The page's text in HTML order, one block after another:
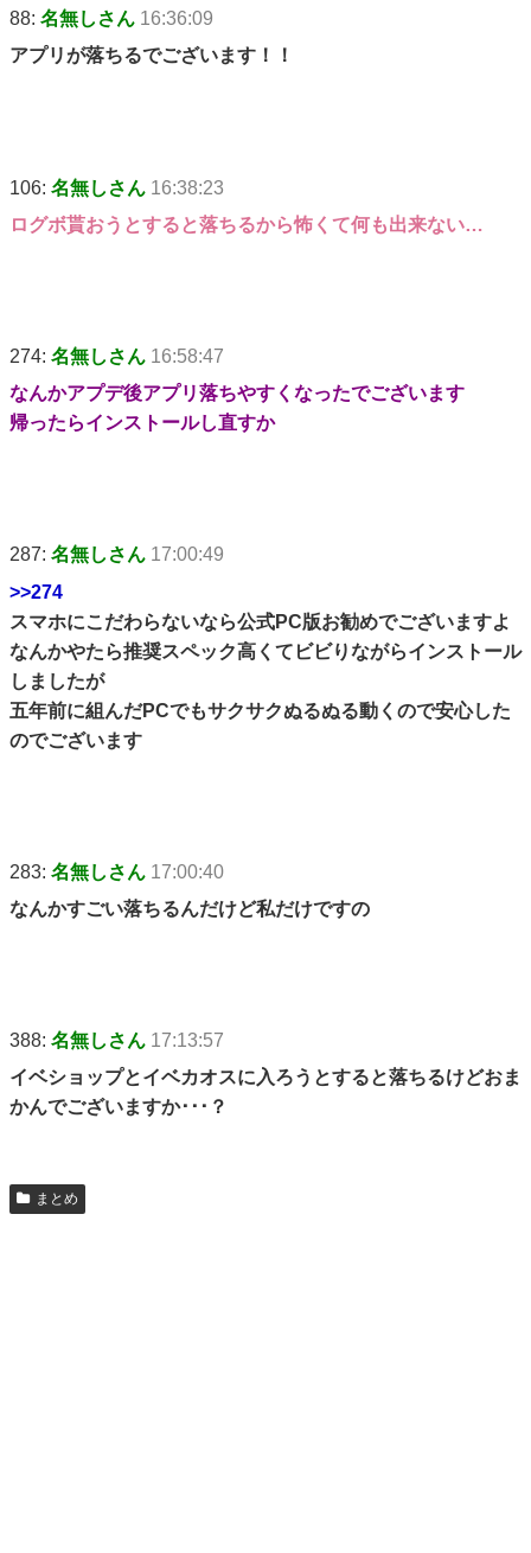
88: 名無しさん 16:36:09
アプリが落ちるでございます！！
106: 名無しさん 16:38:23
ログボ貰おうとすると落ちるから怖くて何も出来ない…
274: 名無しさん 16:58:47
なんかアプデ後アプリ落ちやすくなったでございます
帰ったらインストールし直すか
287: 名無しさん 17:00:49
>>274
スマホにこだわらないなら公式PC版お勧めでございますよ
なんかやたら推奨スペック高くてビビりながらインストール
しましたが
五年前に組んだPCでもサクサクぬるぬる動くので安心した
のでございます
283: 名無しさん 17:00:40
なんかすごい落ちるんだけど私だけですの
388: 名無しさん 17:13:57
イベショップとイベカオスに入ろうとすると落ちるけどおま
かんでございますか･･･？
まとめ